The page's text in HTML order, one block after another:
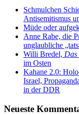
Schmulchen
Antisemitismus
Müde oder
Anne Rabe, die
unglaubliche
Willi Bredel, Das
im Osten
Kahane 2.0:
Israel,
in der DDR
Neueste